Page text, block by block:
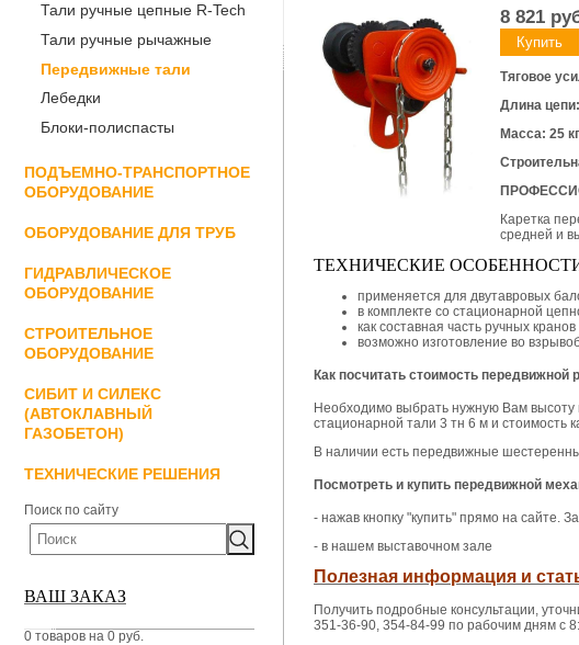
Тали ручные цепные R-Tech
Тали ручные рычажные
Передвижные тали
Лебедки
Блоки-полиспасты
ПОДЪЕМНО-ТРАНСПОРТНОЕ
ОБОРУДОВАНИЕ
ОБОРУДОВАНИЕ ДЛЯ ТРУБ
ГИДРАВЛИЧЕСКОЕ
ОБОРУДОВАНИЕ
СТРОИТЕЛЬНОЕ
ОБОРУДОВАНИЕ
СИБИТ И СИЛЕКС
(АВТОКЛАВНЫЙ
ГАЗОБЕТОН)
ТЕХНИЧЕСКИЕ РЕШЕНИЯ
Поиск по сайту
ВАШ ЗАКАЗ
0 товаров на 0 руб.
8 821
Тяговое
Длина
Масса: 25 кг
Каретка
средней и
ТЕХНИЧЕСКИЕ
применяется для двутавровых
в комплекте со стационарной
как составная часть ручных
возможно изготовление во
Как посчитать стоимость передвижной
Необходимо выбрать нужную Вам высоту
стационарной тали 3 тн 6 м и
В наличии есть передвижные
Посмотреть и купить передвижной
- нажав кнопку "купить" прямо на сайте.
- в нашем выставочном зале
Полезная информация и
Получить подробные консультации,
351-36-90, 354-84-99 по рабочим дням с